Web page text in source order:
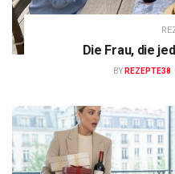
Die Frau, die
BY REZEPTE38